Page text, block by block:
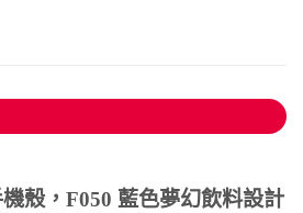
殼，F050 藍色夢幻飲料設計